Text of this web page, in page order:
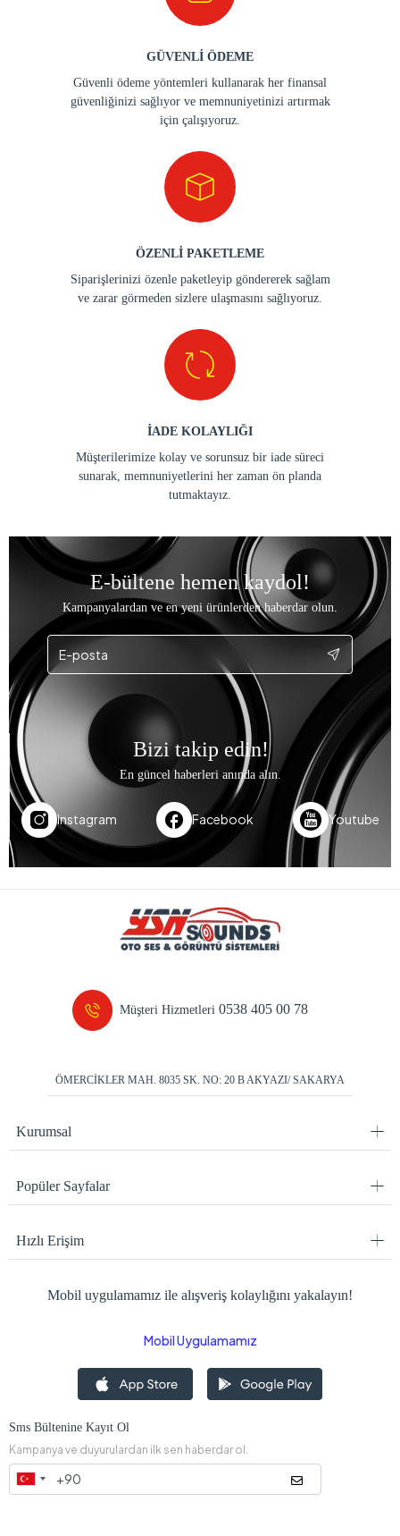
GÜVENLİ ÖDEME
Güvenli ödeme yöntemleri kullanarak her finansal
güvenliğinizi sağlıyor ve memnuniyetinizi artırmak
için çalışıyoruz.
ÖZENLİ PAKETLEME
Siparişlerinizi özenle paketleyip göndererek sağlam
ve zarar görmeden sizlere ulaşmasını sağlıyoruz.
İADE KOLAYLIĞI
Müşterilerimize kolay ve sorunsuz bir iade süreci
sunarak, memnuniyetlerini her zaman ön planda
tutmaktayız.
E-bültene hemen kaydol!
Kampanyalardan ve en yeni ürünlerden haberdar olun.
Bizi takip edin!
En güncel haberleri anında alın.
Instagram Facebook Youtube
Müşteri Hizmetleri0538 405 00 78
ÖMERCİKLER MAH. 8035 SK. NO: 20 B AKYAZI/ SAKARYA
Kurumsal
Popüler Sayfalar
Hızlı Erişim
Mobil uygulamamız ile alışveriş kolaylığını yakalayın!
Mobil Uygulamamız
Sms Bültenine Kayıt Ol
Kampanya ve duyurulardan ilk sen haberdar ol.